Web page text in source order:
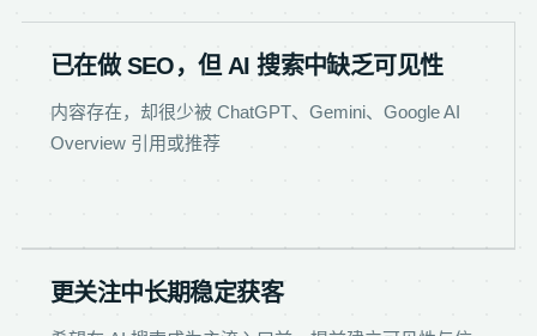
已在做 SEO，但 AI 搜索中缺乏可见性
内容存在，却很少被 ChatGPT、Gemini、Google AI
Overview 引用或推荐
更关注中长期稳定获客